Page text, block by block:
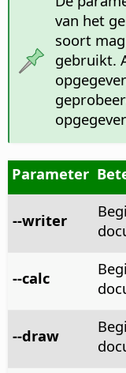
van het
soort
gebruikt.
Parameter
--writer
--calc
--draw